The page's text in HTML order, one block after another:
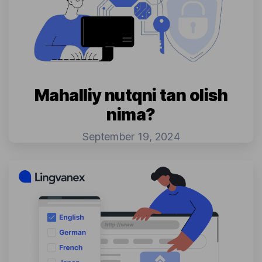
Mahalliy nutqni tan olish
nima?
September 19, 2024